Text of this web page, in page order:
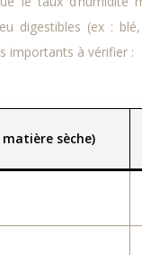
digestibles (ex :
importants à vérifier :
sèche)